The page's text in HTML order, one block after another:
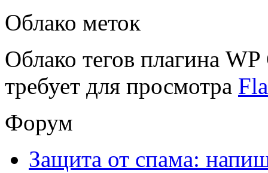
Облако меток
Облако тегов плагина
требует для просмотра
Форум
Защита от спама: